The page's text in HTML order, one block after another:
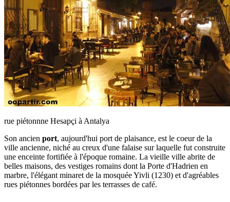
rue piétonnne Hesapçi à Antalya
Son ancien port, aujourd'hui port de plaisance, est le coeur de la
ville ancienne, niché au creux d'une falaise sur laquelle fut construite
une enceinte fortifiée à l'époque romaine. La vieille ville abrite de
belles maisons, des vestiges romains dont la Porte d'Hadrien en
marbre, l'élégant minaret de la mosquée Yivli (1230) et d'agréables
rues piétonnes bordées par les terrasses de café.